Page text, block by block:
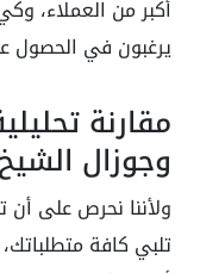
أكبر من العملاء،
يرغبون في
مقارنة
وجوزال
ولأننا نحرص على
تلبي كافة